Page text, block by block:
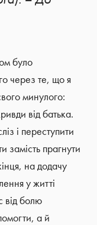
було
через те, що я
минулого:
від батька.
і переступити
замість прагнути
на додачу
у житті
від болю
а й